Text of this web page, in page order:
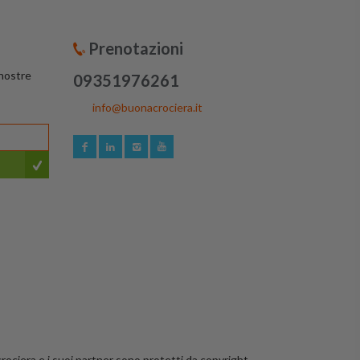
Prenotazioni
09351976261
info@buonacrociera.it